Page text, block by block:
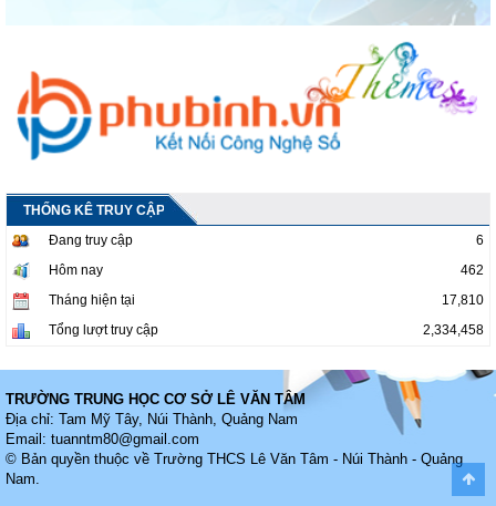
THỐNG KÊ TRUY CẬP
Đang truy cập
6
Hôm nay
462
Tháng hiện tại
17,810
Tổng lượt truy cập
2,334,458
TRƯỜNG TRUNG HỌC CƠ SỞ LÊ VĂN TÂM
Địa chỉ: Tam Mỹ Tây, Núi Thành, Quảng Nam
Email: tuanntm80@gmail.com
© Bản quyền thuộc về Trường THCS Lê Văn Tâm - Núi Thành - Quảng
Nam